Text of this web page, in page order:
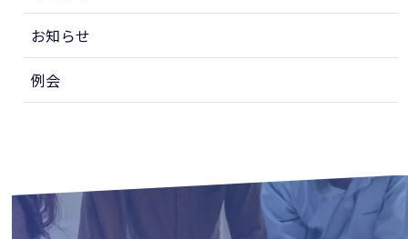
お知らせ
例会